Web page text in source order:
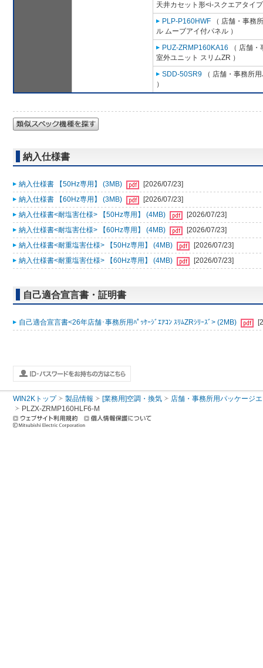
天井カセット形<i-スクエアタイ
PLP-P160HWF （ 店舗・事務
ル ムーブアイ付パネル ）
PUZ-ZRMP160KA16 （ 店舗
室外ユニット スリムZR ）
SDD-50SR9 （ 店舗・事務所
）
納入仕様書
納入仕様書 【50Hz専用】 (3MB)
[2026/07/23]
納入仕様書 【60Hz専用】 (3MB)
[2026/07/23]
納入仕様書<耐塩害仕様> 【50Hz専用】 (4MB)
[2026/07/23]
納入仕様書<耐塩害仕様> 【60Hz専用】 (4MB)
[2026/07/23]
納入仕様書<耐重塩害仕様> 【50Hz専用】 (4MB)
[2026/07/23]
納入仕様書<耐重塩害仕様> 【60Hz専用】 (4MB)
[2026/07/23]
自己適合宣言書・証明書
自己適合宣言書<26年店舗･事務所用ﾊﾟｯｹｰｼﾞｴｱｺﾝ ｽﾘﾑZRｼﾘｰｽﾞ> (2MB)
WIN2Kトップ 製品情報 [業務用]空調・換気
店舗・事務所用パッケージ
PLZX-ZRMP160HLF6-M